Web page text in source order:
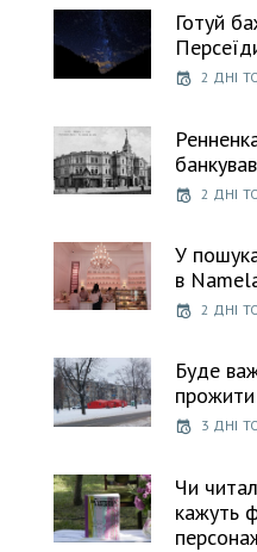
Готуй
2 ДНІ
2 ДНІ
У
в
2 ДНІ
Буде
3 ДНІ
Чи
кажуть